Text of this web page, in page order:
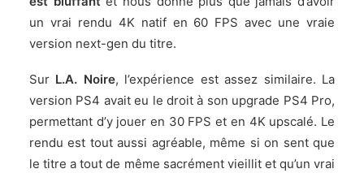
un vrai rendu 4K natif en 60 FPS avec une vraie
version next-gen du titre.
Sur L.A. Noire, l’expérience est assez similaire. La
version PS4 avait eu le droit à son upgrade PS4 Pro,
permettant d’y jouer en 30 FPS et en 4K upscalé. Le
rendu est tout aussi agréable, même si on sent que
le titre a tout de même sacrément vieillit et qu’un vrai